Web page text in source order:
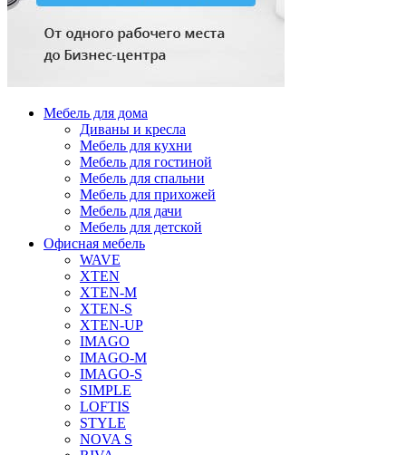
Мебель для дома
Диваны и кресла
Мебель для кухни
Мебель для гостиной
Мебель для спальни
Мебель для прихожей
Мебель для дачи
Мебель для детской
Офисная мебель
WAVE
XTEN
XTEN-M
XTEN-S
XTEN-UP
IMAGO
IMAGO-M
IMAGO-S
SIMPLE
LOFTIS
STYLE
NOVA S